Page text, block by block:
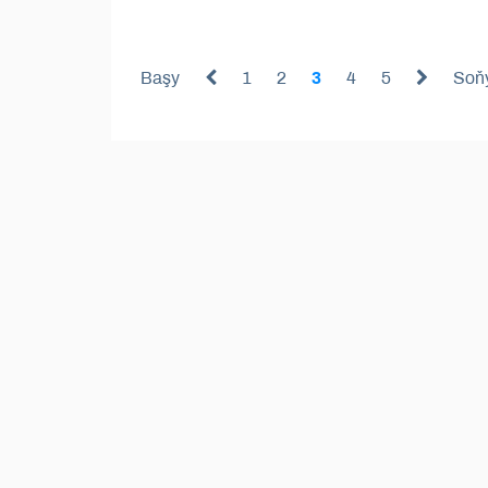
Başy 1 2 3 4 5